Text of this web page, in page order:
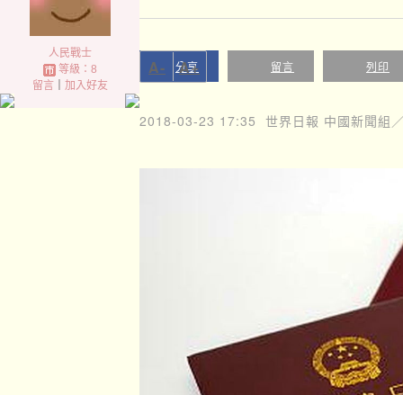
人民戰士
等級：8
留言｜ 加入好友
分享 留言 列印
A- A+
2018-03-23 17:35 世界日報 中國新聞組